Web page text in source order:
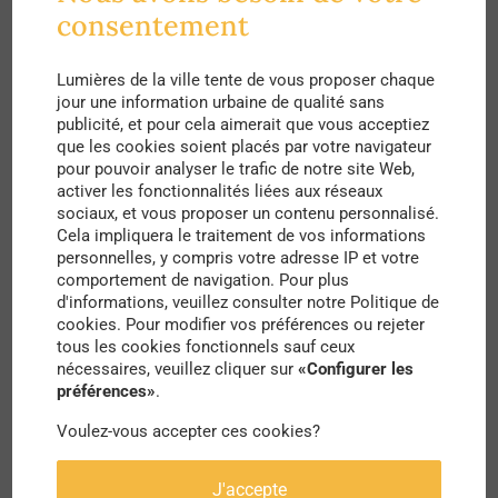
nos villes semblent respirer
flux constant de véhicules, au calme plat et à la
ville quasi-déserte, rien de plus bénéfique.
Cet épais nuage grisâtre, si tenté qu’il est causé
par lapollutionatmosphérique, n’est jamais
agréable pour notre vie urbaine : il vient
condenser et restreindre nos larges espaces de
vie, comme si le ciel était plus bas que
d’ordinaire. Il nous impose une visibilité réduite et
une odeur parfois peu confortable, comme si la
colère des dieux éclatait face à notre sur-
consommation et nous condamnait à vivre, la
consentement
Lumières de la ville tente de vous proposer chaque
jour une information urbaine de qualité sans
publicité, et pour cela aimerait que vous acceptiez
que les cookies soient placés par votre navigateur
pour pouvoir analyser le trafic de notre site Web,
activer les fonctionnalités liées aux réseaux
sociaux, et vous proposer un contenu personnalisé.
Cela impliquera le traitement de vos informations
personnelles, y compris votre adresse IP et votre
comportement de navigation. Pour plus
d'informations, veuillez consulter notre Politique de
cookies. Pour modifier vos préférences ou rejeter
tous les cookies fonctionnels sauf ceux
nécessaires, veuillez cliquer sur«Configurer les
préférences».
Voulez-vous accepter ces cookies?
J'accepte